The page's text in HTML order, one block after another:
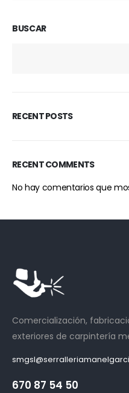
BUSCAR
RECENT POSTS
RECENT COMMENTS
No hay comentarios que
Comercialización,
exteriores de carpintería
670 87 54 50